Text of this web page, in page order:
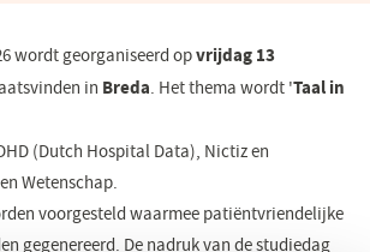
wordt georganiseerd opvrijdag 13
in Breda. Het thema wordt 'Taal in
(Dutch Hospital Data), Nictiz en
Wetenschap.
voorgesteld waarmee patiëntvriendelijke
gegenereerd. De nadruk van de studiedag